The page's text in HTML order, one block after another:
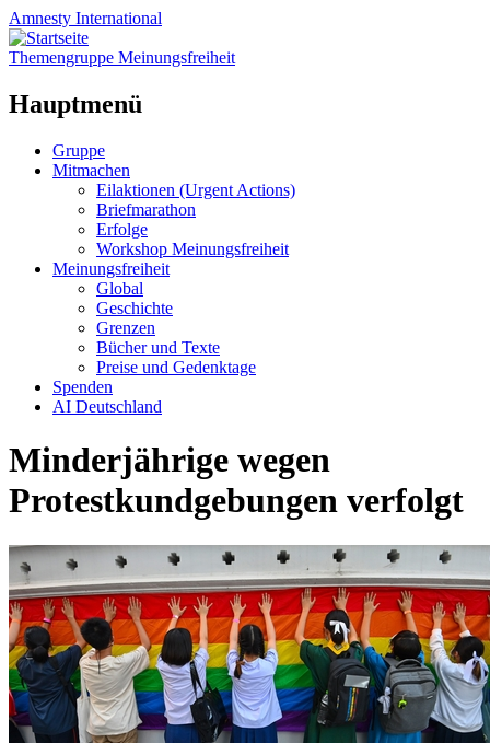
Amnesty International
Themengruppe Meinungsfreiheit
Hauptmenü
Zum
Inhalt
Gruppe
Mitmachen
Eilaktionen (Urgent Actions)
Briefmarathon
Erfolge
Workshop Meinungsfreiheit
Meinungsfreiheit
Global
Geschichte
Grenzen
Bücher und Texte
Preise und Gedenktage
Spenden
AI Deutschland
Minderjährige wegen
Protestkundgebungen verfolgt